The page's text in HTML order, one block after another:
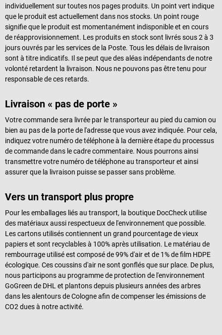
individuellement sur toutes nos pages produits. Un point vert indique
que le produit est actuellement dans nos stocks. Un point rouge
signifie que le produit est momentanément indisponible et en cours
de réapprovisionnement. Les produits en stock sont livrés sous 2 à 3
jours ouvrés par les services de la Poste. Tous les délais de livraison
sont à titre indicatifs. Il se peut que des aléas indépendants de notre
volonté retardent la livraison. Nous ne pouvons pas être tenu pour
responsable de ces retards.
Livraison « pas de porte »
Votre commande sera livrée par le transporteur au pied du camion ou
bien au pas de la porte de l'adresse que vous avez indiquée. Pour cela,
indiquez votre numéro de téléphone à la dernière étape du processus
de commande dans le cadre commentaire. Nous pourrons ainsi
transmettre votre numéro de téléphone au transporteur et ainsi
assurer que la livraison puisse se passer sans problème.
Vers un transport plus propre
Pour les emballages liés au transport, la boutique DocCheck utilise
des matériaux aussi respectueux de l'environnement que possible.
Les cartons utilisés contiennent un grand pourcentage de vieux
papiers et sont recyclables à 100% après utilisation. Le matériau de
rembourrage utilisé est composé de 99% d'air et de 1% de film HDPE
écologique. Ces coussins d'air ne sont gonflés que sur place. De plus,
nous participons au programme de protection de l'environnement
GoGreen de DHL et plantons depuis plusieurs années des arbres
dans les alentours de Cologne afin de compenser les émissions de
CO2 dues à notre activité.